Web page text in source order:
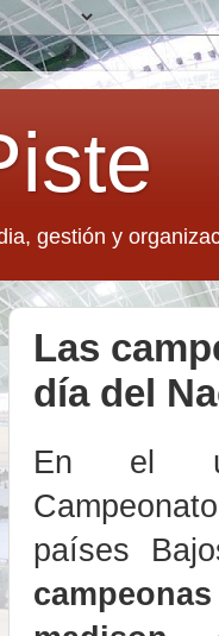
gestión y
Las
día del
En el
países